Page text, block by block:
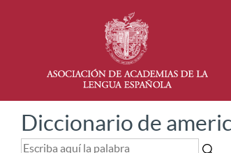
Diccionario de